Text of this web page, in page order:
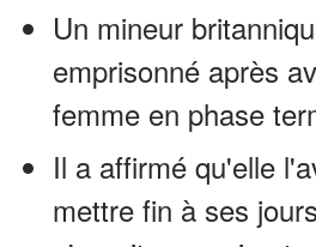
Un mineur
emprisonné après
femme en phase
Il a affirmé qu'elle
mettre fin à ses